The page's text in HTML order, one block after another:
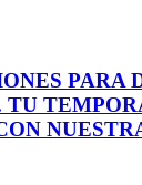
PARA
TU